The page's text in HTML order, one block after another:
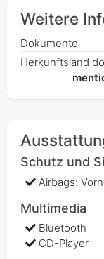
Weitere
Dokumente
Herkunftsland
Schutz und
Airbags:
Multimedia
Bluetooth
CD-Player